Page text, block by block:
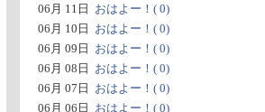
06月 11日
おはよー！( 0)
06月 10日
おはよー！( 0)
06月 09日
おはよー！( 0)
06月 08日
おはよー！( 0)
06月 07日
おはよー！( 0)
06月 06日
おはよー！( 0)